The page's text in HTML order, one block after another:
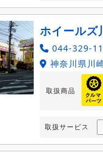
ホイールズ
044-329-
神奈川県川
取扱商品
取扱サービス